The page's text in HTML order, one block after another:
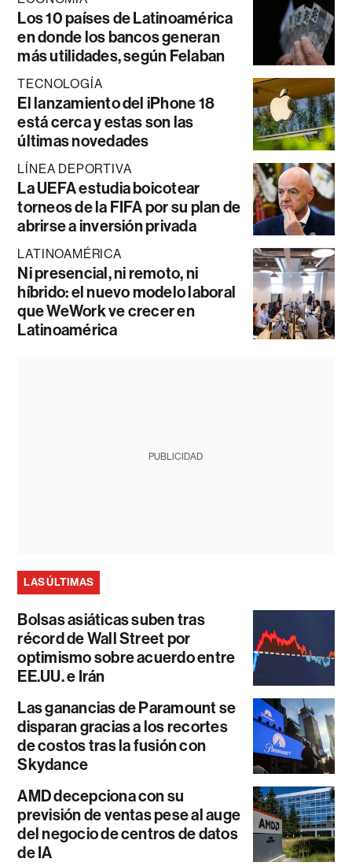
Los 10 países de Latinoamérica
en donde los bancos generan
más utilidades, según Felaban
TECNOLOGÍA
El lanzamiento del iPhone 18
está cerca y estas son las
últimas novedades
LÍNEA DEPORTIVA
La UEFA estudia boicotear
torneos de la FIFA por su plan de
abrirse a inversión privada
LATINOAMÉRICA
Ni presencial, ni remoto, ni
híbrido: el nuevo modelo laboral
que WeWork ve crecer en
Latinoamérica
PUBLICIDAD
LAS ÚLTIMAS
Bolsas asiáticas suben tras
récord de Wall Street por
optimismo sobre acuerdo entre
EE.UU. e Irán
Las ganancias de Paramount se
disparan gracias a los recortes
de costos tras la fusión con
Skydance
AMD decepciona con su
previsión de ventas pese al auge
del negocio de centros de datos
de IA